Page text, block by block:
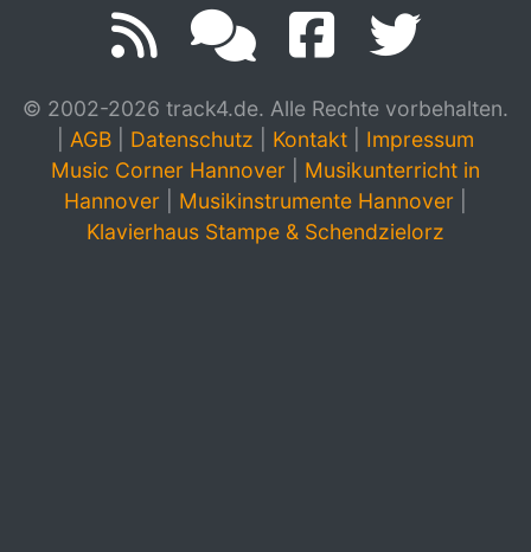
© 2002-2026 track4.de. Alle Rechte vorbehalten.
AGB Datenschutz Kontakt
Impressum
Music Corner Hannover
Musikunterricht in
Hannover
Musikinstrumente Hannover
Klavierhaus Stampe & Schendzielorz